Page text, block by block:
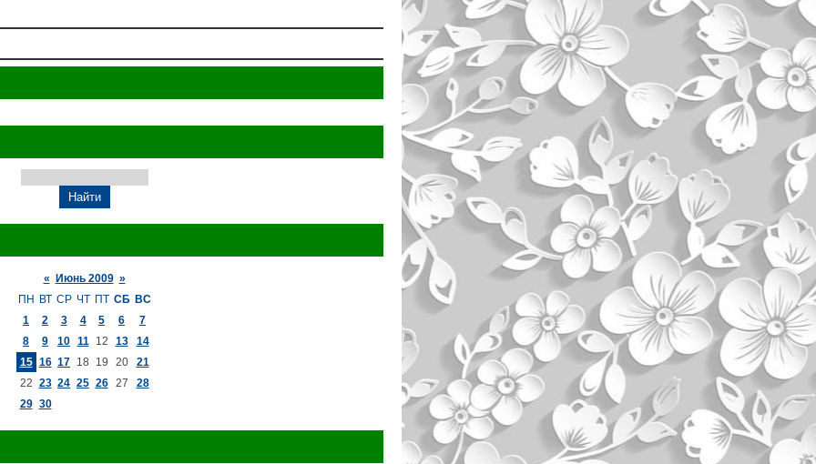
« Июнь 2009 »
ПН ВТ СР ЧТ ПТ СБ ВС
1
2 3 4 5 6
7
8
9 10 11 12 13
14
15 16 17 18 19 20
21
22 23 24 25 26 27
28
29 30